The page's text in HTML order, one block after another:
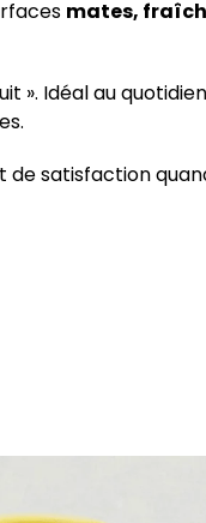
mates,
». Idéal au
de satisfaction